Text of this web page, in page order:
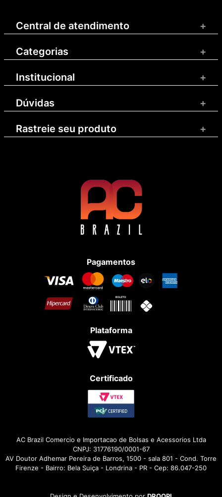
Central de atendimento +
Categorias +
Institucional +
Dúvidas +
Rastreie seu produto +
Pagamentos
Plataforma
Certificado
AC Brazil Comercio e Importacao de Bolsas e Acessorios Ltda
CNPJ: 31776190/0001-67
AV Doutor Adhemar Pereira de Barros, 1500 - sala 801 - Cond. Torre
Firenze - Bairro: Bela Suiça - Londrina - PR - Cep: 86.047-250